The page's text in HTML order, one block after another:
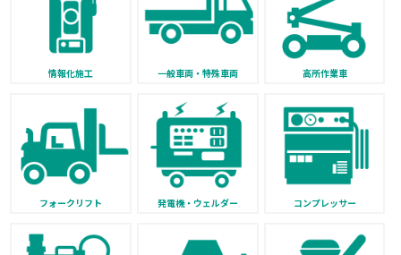
情報化施工 一般車両・特殊車両 高所作業車
フォークリフト 発電機・ウェルダー コンプレッサー